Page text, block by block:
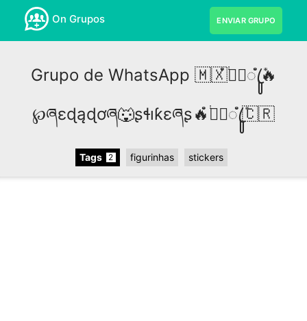
On Grupos ENVIAR GRUPO
Grupo de WhatsApp 🇲🇽ໍ〫֔݁ꦿꦸໍ݊🔥
℘ཞɛɖąɖơཞ🐺ʂɬıƙɛཞʂ🔥ໍ〫֔݁ꦿꦸໍ݊🇨🇷
Tags 2 figurinhas stickers